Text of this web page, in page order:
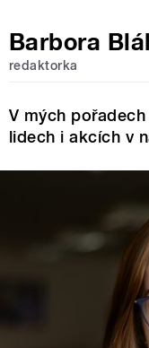
Barbora
redaktorka
V mých
lidech i akcích v